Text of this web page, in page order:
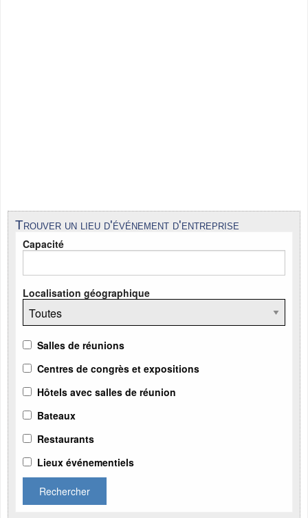
Trouver un lieu d'événement d'entreprise
Capacité
Localisation géographique
Salles de réunions
Centres de congrès et expositions
Hôtels avec salles de réunion
Bateaux
Restaurants
Lieux événementiels
Rechercher